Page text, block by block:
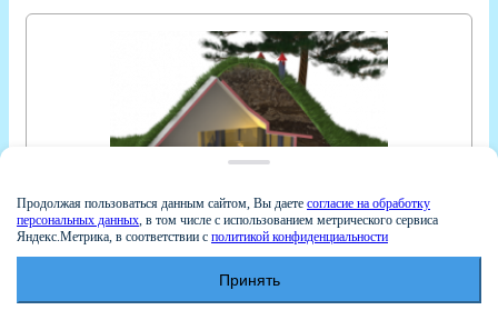
Продолжая пользоваться данным сайтом, Вы даете согласие на обработку
персональных данных, в том числе с использованием метрического сервиса
Яндекс.Метрика, в соответствии с политикой конфиденциальности
Принять